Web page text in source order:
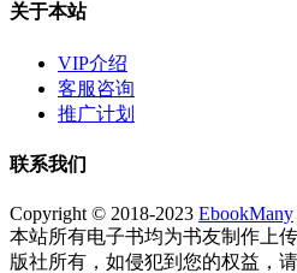
关于本站
VIP介绍
客服咨询
推广计划
联系我们
Copyright © 2018-2023 EbookMany
本站所有电子书均为书友制作上
版社所有，如侵犯到您的权益，